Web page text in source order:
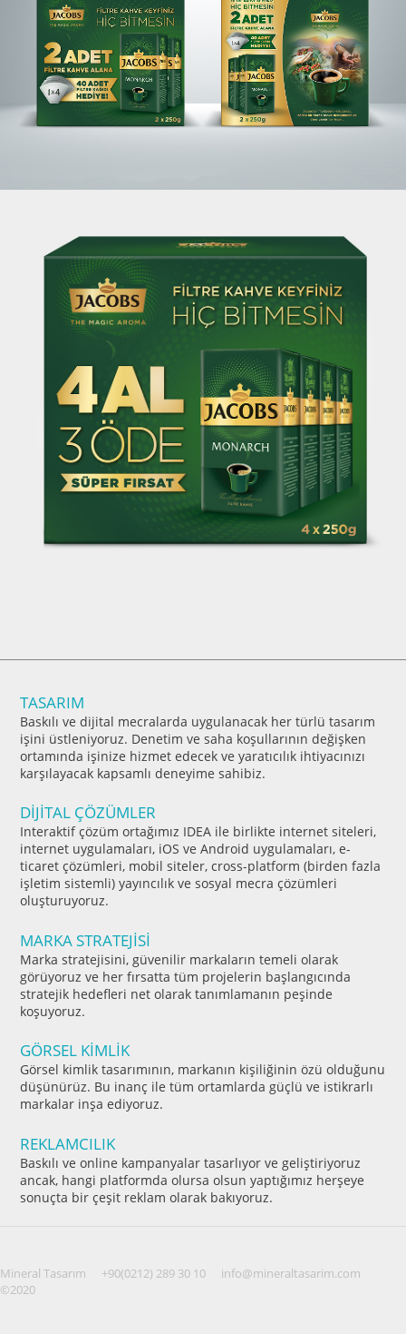
TASARIM
Baskılı ve dijital mecralarda uygulanacak her türlü tasarım
işini üstleniyoruz. Denetim ve saha koşullarının değişken
ortamında işinize hizmet edecek ve yaratıcılık ihtiyacınızı
karşılayacak kapsamlı deneyime sahibiz.
DİJİTAL ÇÖZÜMLER
Interaktif çözüm ortağımız IDEA ile birlikte internet siteleri,
internet uygulamaları, iOS ve Android uygulamaları, e-
ticaret çözümleri, mobil siteler, cross-platform (birden fazla
işletim sistemli) yayıncılık ve sosyal mecra çözümleri
oluşturuyoruz.
MARKA STRATEJİSİ
Marka stratejisini, güvenilir markaların temeli olarak
görüyoruz ve her fırsatta tüm projelerin başlangıcında
stratejik hedefleri net olarak tanımlamanın peşinde
koşuyoruz.
GÖRSEL KİMLİK
Görsel kimlik tasarımının, markanın kişiliğinin özü olduğunu
düşünürüz. Bu inanç ile tüm ortamlarda güçlü ve istikrarlı
markalar inşa ediyoruz.
REKLAMCILIK
Baskılı ve online kampanyalar tasarlıyor ve geliştiriyoruz
ancak, hangi platformda olursa olsun yaptığımız herşeye
sonuçta bir çeşit reklam olarak bakıyoruz.
Mineral Tasarım +90(0212) 289 30 10
info@mineraltasarim.com
©2020